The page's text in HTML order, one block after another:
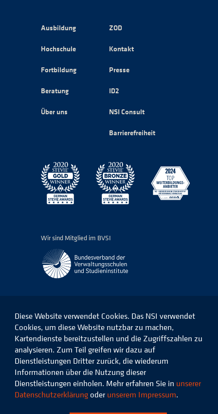
Ausbildung
Hochschule
Fortbildung
Beratung
Über uns
ZOD
Kontakt
Presse
ID2
NSI Consult
Barrierefreiheit
Wir sind Mitglied im BVSI
Das
NSI
Facebook
Das
NSI
auf
LinkedIn
Das
NSI
auf
Instagram
Das
Xing
Datenschutz Impressum
Diese Website verwendet Cookies. Das NSI verwendet
Cookies, um diese Website nutzbar zu machen,
Kartendienste bereitzustellen und die Zugriffszahlen zu
analysieren. Zum Teil greifen wir dazu auf
Dienstleistungen Dritter zurück, die wiederum
Informationen über die Nutzung dieser
Dienstleistungen einholen. Mehr erfahren Sie in unserer
Datenschutzerklärung oder unserem Impressum.